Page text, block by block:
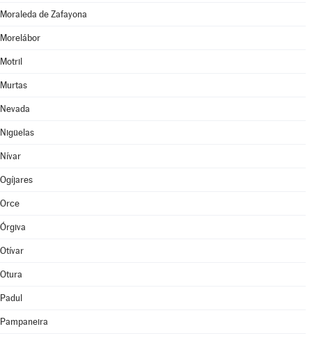
Moraleda de Zafayona
Morelábor
Motril
Murtas
Nevada
Nigüelas
Nívar
Ogíjares
Orce
Órgiva
Otívar
Otura
Padul
Pampaneira